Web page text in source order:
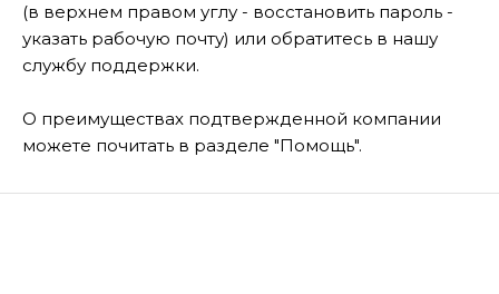
(в верхнем правом углу - восстановить пароль -
указать рабочую почту) или обратитесь в нашу
службу поддержки.
О преимуществах подтвержденной компании
можете почитать в разделе "Помощь".